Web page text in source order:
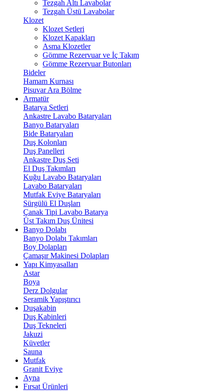
Tezgah Altı Lavabolar
Tezgah Üstü Lavabolar
Klozet
Klozet Setleri
Klozet Kapakları
Asma Klozetler
Gömme Rezervuar ve İç Takım
Gömme Rezervuar Butonları
Bideler
Hamam Kurnası
Pisuvar Ara Bölme
Armatür
Batarya Setleri
Ankastre Lavabo Bataryaları
Banyo Bataryaları
Bide Bataryaları
Duş Kolonları
Duş Panelleri
Ankastre Duş Seti
El Duş Takımları
Kuğu Lavabo Bataryaları
Lavabo Bataryaları
Mutfak Eviye Bataryaları
Sürgülü El Duşları
Çanak Tipi Lavabo Batarya
Üst Takım Duş Ünitesi
Banyo Dolabı
Banyo Dolabı Takımları
Boy Dolapları
Çamaşır Makinesi Dolapları
Yapı Kimyasalları
Astar
Boya
Derz Dolgular
Seramik Yapıştırıcı
Duşakabin
Duş Kabinleri
Duş Tekneleri
Jakuzi
Küvetler
Sauna
Mutfak
Granit Eviye
Ayna
Fırsat Ürünleri